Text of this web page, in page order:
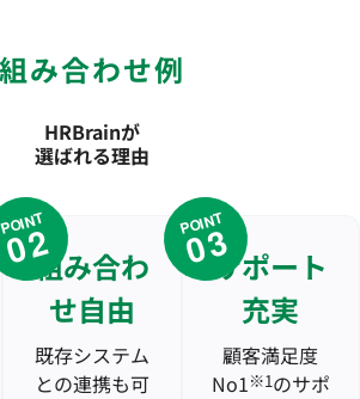
組み合わせ例
HRBrainが
選ばれる理由
POINT
02組み合わ
せ自由
既存システム
との連携も可
POINT
03サポート
充実
顧客満足度
No1※1のサポ